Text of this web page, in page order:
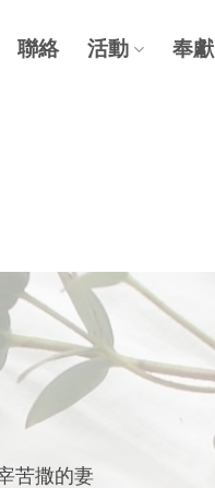
聯絡 活動 奉獻
苦撒的妻